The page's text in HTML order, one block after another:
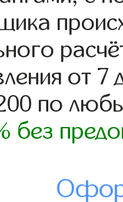
от 7
по
без